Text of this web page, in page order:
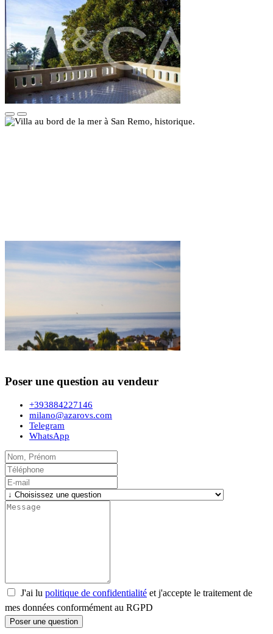
Poser une question au vendeur
+393884227146
milano@azarovs.com
Telegram
WhatsApp
J'ai lu politique de confidentialité et j'accepte le traitement de
mes données conformément au RGPD
Poser une question